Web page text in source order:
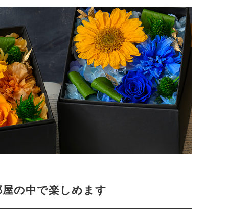
の中で楽しめます